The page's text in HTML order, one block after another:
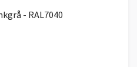
- RAL7040